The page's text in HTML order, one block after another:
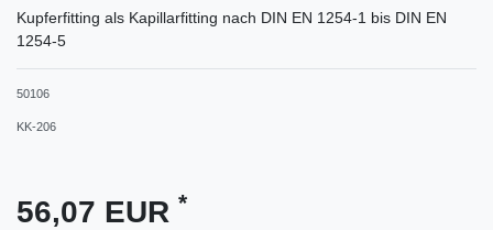
Kupferfitting als Kapillarfitting nach DIN EN 1254-1 bis DIN EN
1254-5
50106
KK-206
56,07 EUR *